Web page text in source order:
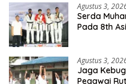
Agustus 3,
Serda
Pada 8th
Agustus 3,
Jaga
Pegawai